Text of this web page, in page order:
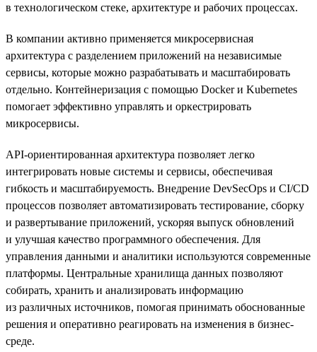
в технологическом стеке, архитектуре и рабочих процессах.
В компании активно применяется микросервисная
архитектура с разделением приложений на независимые
сервисы, которые можно разрабатывать и масштабировать
отдельно. Контейнеризация с помощью Docker и Kubernetes
помогает эффективно управлять и оркестрировать
микросервисы.
API-ориентированная архитектура позволяет легко
интегрировать новые системы и сервисы, обеспечивая
гибкость и масштабируемость. Внедрение DevSecOps и CI/CD
процессов позволяет автоматизировать тестирование, сборку
и развертывание приложений, ускоряя выпуск обновлений
и улучшая качество программного обеспечения. Для
управления данными и аналитики используются современные
платформы. Центральные хранилища данных позволяют
собирать, хранить и анализировать информацию
из различных источников, помогая принимать обоснованные
решения и оперативно реагировать на изменения в бизнес-
среде.